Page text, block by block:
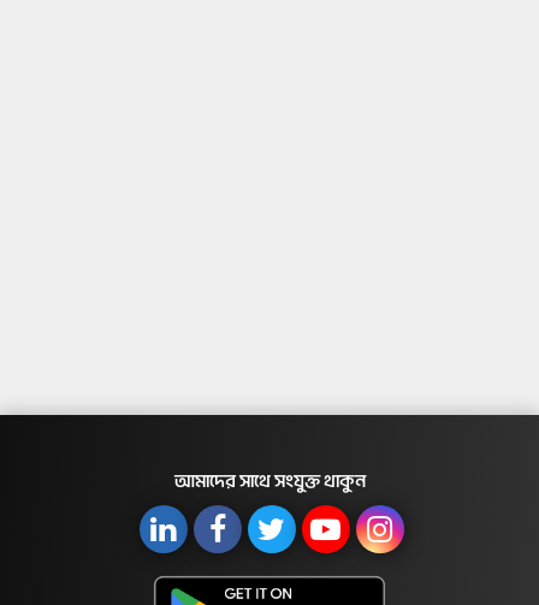
আমাদের সাথে সংযুক্ত থাকুন